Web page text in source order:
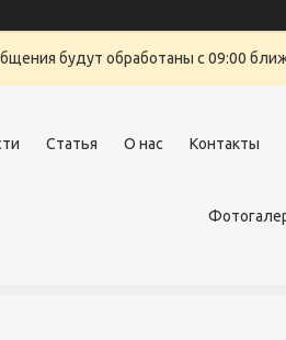
будут обработаны с 09:00
Статья О нас Контакты